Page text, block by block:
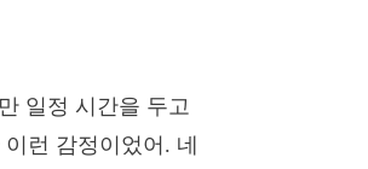
일정 시간을 두고
런 감정이었어. 네